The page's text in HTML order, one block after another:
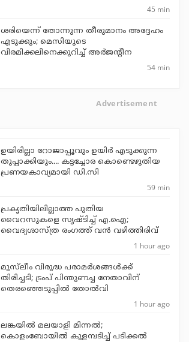
45 min
ശരിയെന്ന് തോന്നുന്ന തീരുമാനം അദ്ദേഹം
എടുക്കും; മെസിയുടെ
വിരമിക്കലിനെക്കുറിച്ച് അര്‍ജന്റീന
54 min
Advertisement
ഉയിരില്ലാ റോജാപ്പൂവും ഉയിര്‍ എടുക്കുന്ന
തുപ്പാക്കിയും.... കട്ടച്ചോര കൊണ്ടെഴുതിയ
പ്രണയകാവ്യമായി ഡി.സി
59 min
പ്രകൃതിയിലില്ലാത്ത പുതിയ
വൈറസുകളെ സൃഷ്ടിച്ച് എ.ഐ;
വൈദ്യശാസ്ത്ര രംഗത്ത് വന്‍ വഴിത്തിരിവ്
1 hour ago
മുസ്‌ലീം വിരുദ്ധ പരാമര്‍ശങ്ങള്‍ക്ക്
തിരിച്ചടി; ട്രംപ് പിന്തുണച്ച നേതാവിന്
തെരഞ്ഞെടുപ്പില്‍ തോല്‍വി
1 hour ago
ലങ്കയില്‍ മലയാളി മിന്നല്‍;
കൊളംബോയിൽ കുളമ്പടിച്ച് പടിക്കല്‍